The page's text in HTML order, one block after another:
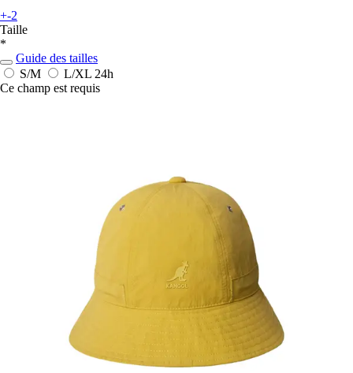
+-2
Taille
*
Guide des tailles
S/M
L/XL 24h
Ce champ est requis